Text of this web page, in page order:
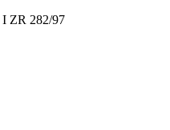
ZR 282/97